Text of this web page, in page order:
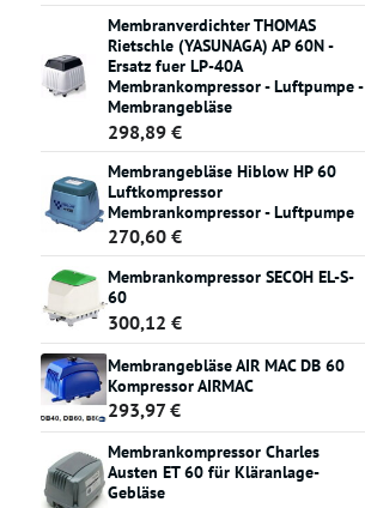
Membranverdichter THOMAS
Rietschle (YASUNAGA) AP 60N -
Ersatz fuer LP-40A
Membrankompressor - Luftpumpe -
Membrangebläse
298,89 €
Membrangebläse Hiblow HP 60
Luftkompressor
Membrankompressor - Luftpumpe
270,60 €
Membrankompressor SECOH EL-S-
60
300,12 €
Membrangebläse AIR MAC DB 60
Kompressor AIRMAC
293,97 €
Membrankompressor Charles
Austen ET 60 für Kläranlage-
Gebläse